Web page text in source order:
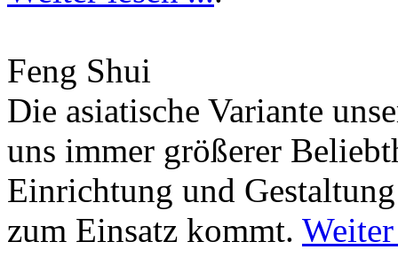
Feng Shui
Die asiatische Variante
uns immer größerer
Einrichtung und
zum Einsatz kommt.